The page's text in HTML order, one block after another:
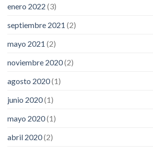
enero 2022 (3)
septiembre 2021 (2)
mayo 2021 (2)
noviembre 2020(2)
agosto 2020(1)
junio 2020(1)
mayo 2020(1)
abril 2020(2)